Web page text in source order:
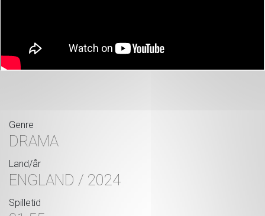
Genre
DRAMA
Land/år
ENGLAND / 2024
Spilletid